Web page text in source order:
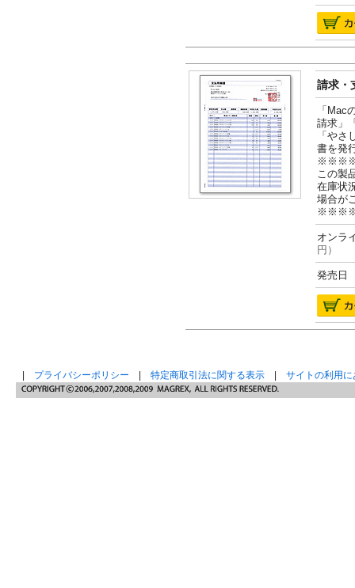
請求・
「Mac
請求」
「や
書を発
この製
在庫状
場合が
オン
円）
発売日
プライバシーポリシー 特定商取引法に関する表示 サイトの利用に